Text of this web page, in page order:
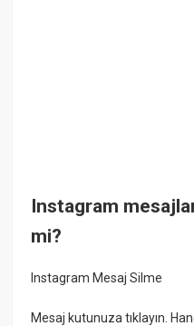
Instagram
mi?
Instagram Mesaj Silme
Mesaj kutunuza tıklayın.